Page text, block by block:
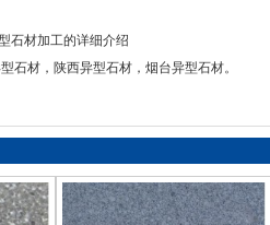
石材加工的详细介绍
石材 ， 陕西异型石材 ， 烟台异型石材。